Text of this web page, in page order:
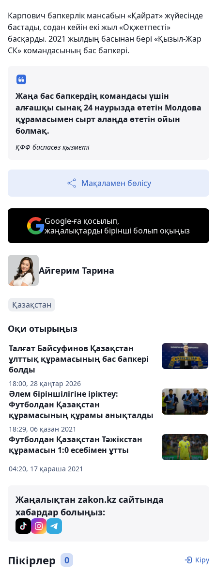
Карпович бапкерлік мансабын «Қайрат» жүйесінде
бастады, содан кейін екі жыл «Оқжетпесті»
басқарды. 2021 жылдың басынан бері «Қызыл-Жар
СК» командасының бас бапкері.
Жаңа бас бапкердің командасы үшін
алғашқы сынақ 24 наурызда өтетін Молдова
құрамасымен сырт алаңда өтетін ойын
болмақ.
ҚФФ баспасөз қызметі
Мақаламен бөлісу
Google-ға қосылып,
жаңалықтарды бірінші болып оқыңыз
Айгерим Тарина
Қазақстан
Оқи отырыңыз
18:00, 28 қаңтар 2026
Талғат Байсуфинов Қазақстан
ұлттық құрамасының бас бапкері
болды
18:29, 06 қазан 2021
Әлем біріншілігіне іріктеу:
Футболдан Қазақстан
құрамасының құрамы анықталды
04:20, 17 қараша 2021
Футболдан Қазақстан Тәжікстан
құрамасын 1:0 есебімен ұтты
Жаңалықтан zakon.kz сайтында
хабардар болыңыз:
Пікірлер 0 Кіру